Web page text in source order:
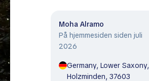
Moha Alramo
På hjemmesiden siden juli
2026
Germany, Lower Saxony,
Holzminden, 37603